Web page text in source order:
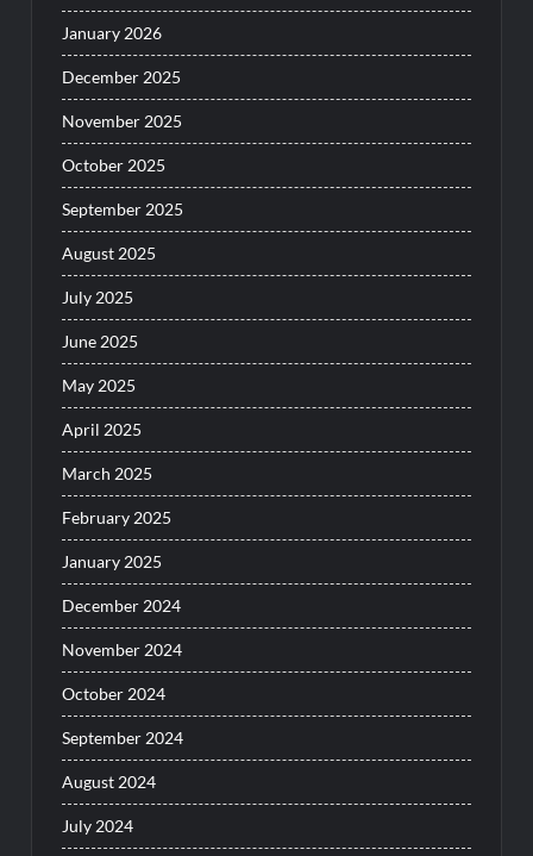
January 2026
December 2025
November 2025
October 2025
September 2025
August 2025
July 2025
June 2025
May 2025
April 2025
March 2025
February 2025
January 2025
December 2024
November 2024
October 2024
September 2024
August 2024
July 2024